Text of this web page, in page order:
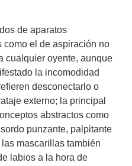
de aparatos
como el de aspiración no
cualquier oyente, aunque
la incomodidad
desconectarlo o
externo; la principal
abstractos como
punzante, palpitante
mascarillas también
labios a la hora de